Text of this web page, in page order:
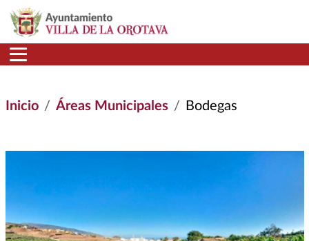
Pasar al contenido principal
Inicio Áreas Municipales Bodegas